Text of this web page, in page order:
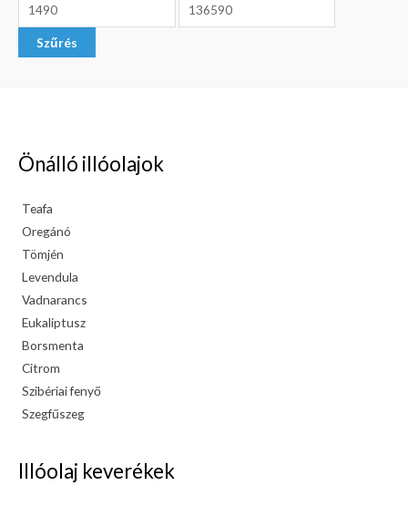
Szűrés
Önálló illóolajok
Teafa
Oregánó
Tömjén
Levendula
Vadnarancs
Eukaliptusz
Borsmenta
Citrom
Szibériai fenyő
Szegfűszeg
Illóolaj keverékek